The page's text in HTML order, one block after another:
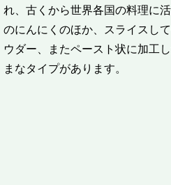
れ、古くから世界各国の料理に
のにんにくのほか、スライスし
ウダー、またペースト状に加工
まなタイプがあります。